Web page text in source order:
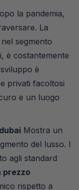
la pandemia,
La
segmento
è costantemente
è
privati facoltosi
e un luogo
dubai Mostra un
del lusso. I
agli standard
prezzo
rispetto a